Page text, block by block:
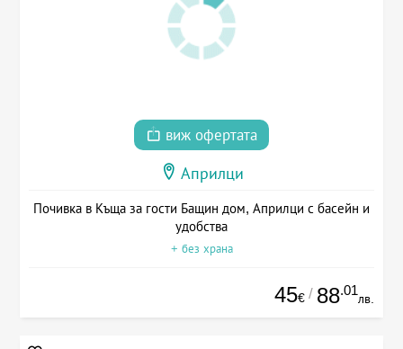
виж офертата
Априлци
Почивка в Къща за гости Бащин дом, Априлци с басейн и
удобства
+ без храна
45€ / 88.01
лв.